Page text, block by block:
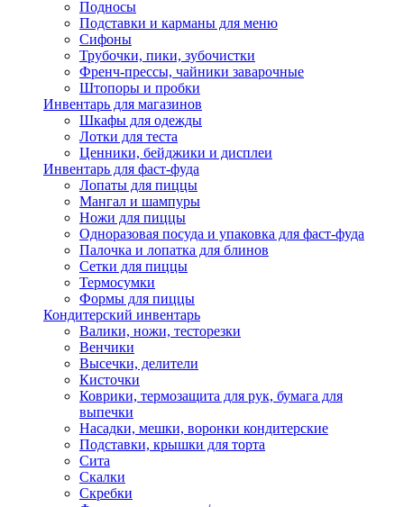
Подносы
Подставки и карманы для меню
Сифоны
Трубочки, пики, зубочистки
Френч-прессы, чайники заварочные
Штопоры и пробки
Инвентарь для магазинов
Шкафы для одежды
Лотки для теста
Ценники, бейджики и дисплеи
Инвентарь для фаст-фуда
Лопаты для пиццы
Мангал и шампуры
Ножи для пиццы
Одноразовая посуда и упаковка для фаст-фуда
Палочка и лопатка для блинов
Сетки для пиццы
Термосумки
Формы для пиццы
Кондитерский инвентарь
Валики, ножи, тесторезки
Венчики
Высечки, делители
Кисточки
Коврики, термозащита для рук, бумага для
выпечки
Насадки, мешки, воронки кондитерские
Подставки, крышки для торта
Сита
Скалки
Скребки